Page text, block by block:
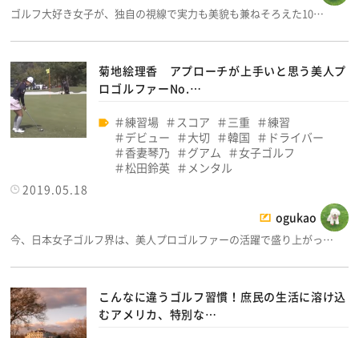
ゴルフ大好き女子が、独自の視線で実力も美貌も兼ねそろえた10…
菊地絵理香 アプローチが上手いと思う美人プ
ロゴルファーNo.…
練習場 スコア 三重
練習
デビュー
大切 韓国
ドライバー
香妻琴乃
グアム
女子ゴルフ
松田鈴英
メンタル
2019.05.18
ogukao
今、日本女子ゴルフ界は、美人プロゴルファーの活躍で盛り上がっ…
こんなに違うゴルフ習慣！庶民の生活に溶け込
むアメリカ、特別な…